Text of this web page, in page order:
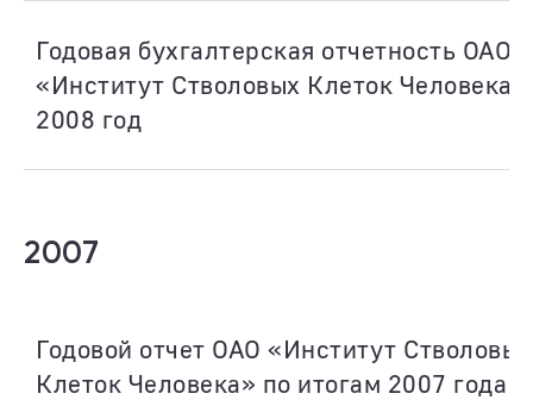
Годовая бухгалтерская отчетность ОАО
«Институт Стволовых Клеток Человека»
2008 год
2007
Годовой отчет ОАО «Институт Стволовых
Клеток Человека» по итогам 2007 года